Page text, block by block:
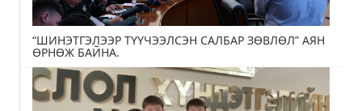
“ШИНЭТГЭЛЭЭР ТҮҮЧЭЭЛСЭН САЛБАР ЗӨВЛӨЛ” АЯН
ӨРНӨЖ БАЙНА.